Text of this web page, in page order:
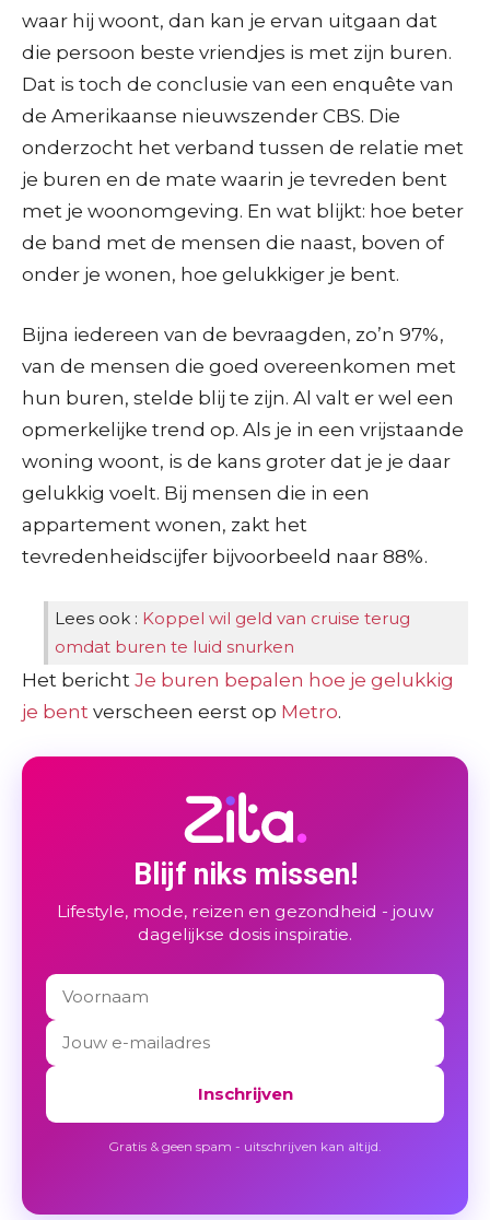
waar hij woont, dan kan je ervan uitgaan dat
die persoon beste vriendjes is met zijn buren.
Dat is toch de conclusie van een enquête van
de Amerikaanse nieuwszender CBS. Die
onderzocht het verband tussen de relatie met
je buren en de mate waarin je tevreden bent
met je woonomgeving. En wat blijkt: hoe beter
de band met de mensen die naast, boven of
onder je wonen, hoe gelukkiger je bent.
Bijna iedereen van de bevraagden, zo’n 97%,
van de mensen die goed overeenkomen met
hun buren, stelde blij te zijn. Al valt er wel een
opmerkelijke trend op. Als je in een vrijstaande
woning woont, is de kans groter dat je je daar
gelukkig voelt. Bij mensen die in een
appartement wonen, zakt het
tevredenheidscijfer bijvoorbeeld naar 88%.
Lees ook : Koppel wil geld van cruise terug
omdat buren te luid snurken
Het bericht Je buren bepalen hoe je gelukkig
je bent verscheen eerst op Metro.
Blijf niks missen!
Lifestyle, mode, reizen en gezondheid - jouw
dagelijkse dosis inspiratie.
Inschrijven
Gratis & geen spam - uitschrijven kan altijd.